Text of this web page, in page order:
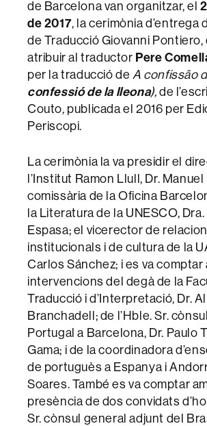
de Barcelona van organitzar, el
de 2017, la cerimònia d’entrega
de Traducció Giovanni Pontiero,
atribuir al traductor Pere
per la traducció de A confissão
confessió de la lleona), de
Couto, publicada el 2016 per
Periscopi.
La cerimònia la va presidir el
l’Institut Ramon Llull, Dr.
comissària de la Oficina
la Literatura de la UNESCO,
Espasa; el vicerector de
institucionals i de cultura de la
Carlos Sánchez; i es va comptar
intervencions del degà de la
Traducció i d’Interpretació, Dr.
Branchadell; de l’Hble. Sr.
Portugal a Barcelona, Dr. Paulo
Gama; i de la coordinadora
de portuguès a Espanya i
Soares. També es va comptar
presència de dos convidats
Sr. cònsul general adjunt del